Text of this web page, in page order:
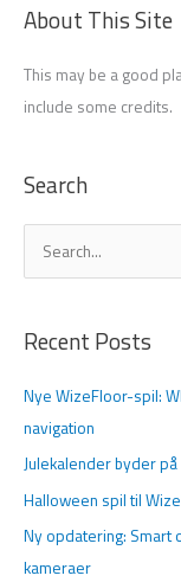
About This Site
This may be a good
include some credits.
Search
ø
e
r
:
Recent Posts
Nye WizeFloor-spil:
navigation
Julekalender byder
Halloween spil til
Ny opdatering: Smart
kameraer